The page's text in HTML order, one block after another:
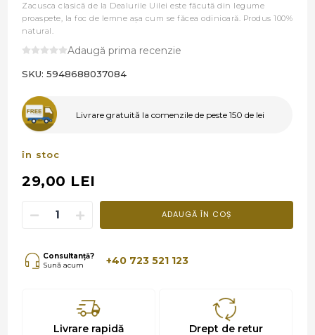
Zacusca clasică de la Dealurile Uilei este făcută din legume
proaspete, la foc de lemne aşa cum se făcea odinioară. Produs 100%
natural.
Adaugă prima recenzie
SKU: 5948688037084
Livrare gratuită la comenzile de peste 150 de lei
în stoc
29,00 LEI
ADAUGĂ ÎN COȘ
Consultanță?
Sună acum
+40 723 521 123
Livrare rapidă Drept de retur